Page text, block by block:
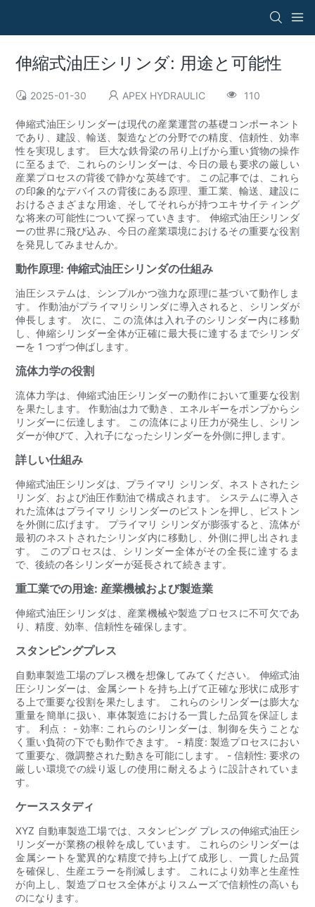
伸縮式油圧シリンダ: 用途と可能性
2025-01-30 APEX HYDRAULIC 110
伸縮式油圧シリンダーは現代の産業運営の基礎コンポーネント
であり、建設、輸送、製造などの分野での精度、信頼性、効率
性を実現します。 巨大な鉄骨梁の吊り上げから重い貨物の操作
に至るまで、これらのシリンダーは、今日の最も要求の厳しい
産業プロセスの背後で静かな英雄です。 この記事では、これら
の印象的なデバイスの背後にある原理、重工業、輸送、建設に
おけるさまざまな用途、そしてそれらが持つエキサイティング
な将来の可能性について探っていきます。 伸縮式油圧シリンダ
ーの世界に飛び込み、今日の産業環境におけるその重要な役割
を発見してみませんか。
動作原理: 伸縮式油圧シリンダの仕組み
油圧システムは、シンプルかつ強力な原理に基づいて動作しま
す。 作動油がプライマリシリンダに導入されると、シリンダが
伸長します。 次に、この流体は入れ子のシリンダー内に移動
し、伸縮シリンダー全体が正確に最大長に達するまでシリンダ
ーを 1 つずつ伸ばします。
流体力学の役割
流体力学は、伸縮式油圧シリンダーの動作において重要な役割
を果たします。 作動油は力で動き、エネルギーをポンプからシ
リンダーに伝達します。 この流体により圧力が発生し、シリン
ダーが伸びて、入れ子になったシリンダーを外側に押します。
詳しい仕組み
伸縮式油圧シリンダは、プライマリ シリンダ、ネストされたシ
リンダ、および油圧作動油で構成されます。 システムに導入さ
れた流体はプライマリ シリンダーのピストンを押し、ピストン
を外側に広げます。 プライマリ シリンダが膨張すると、流体が
最初のネストされたシリンダ内に移動し、外側に押し出されま
す。 このプロセスは、シリンダー全体がその全長に達するま
で、後続の各シリンダーが延長されて続きます。
重工業での用途: 産業機械および製造業
伸縮式油圧シリンダは、産業機械や製造プロセスに不可欠であ
り、精度、効率、信頼性を確保します。
スタンピングプレス
自動車製造工場のプレス機を想像してみてください。 伸縮式油
圧シリンダーは、金属シートを持ち上げて正確な形状に成形す
る上で重要な役割を果たします。 これらのシリンダーは膨大な
重量を簡単に扱い、車体製造における一貫した品質を保証しま
す。 利点： - 効率: これらのシリンダーは、制御を失うことな
く重い負荷の下でも動作できます。 - 精度: 製造プロセスにおい
て重要な、微調整された動きを可能にします。 - 信頼性: 要求の
厳しい環境での繰り返しの使用に耐えるように設計されていま
す。
ケーススタディ
XYZ 自動車製造工場では、スタンピング プレスの伸縮式油圧シ
リンダーが業務の根幹を成しています。 これらのシリンダーは
金属シートを驚異的な精度で持ち上げて成形し、一貫した品質
を確保し、生産エラーを削減します。 これにより効率と生産性
が向上し、製造プロセス全体がよりスムーズで信頼性の高いも
のになります。